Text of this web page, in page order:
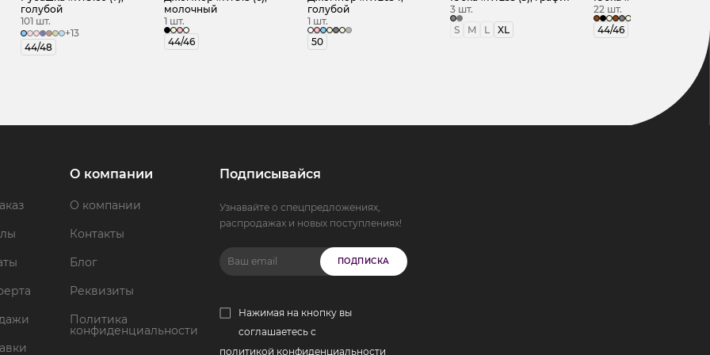
голубой
101 шт.
+13
44/48
молочный
1 шт.
44/46
голубой
1 шт.
50
3 шт.
S
M L XL
22 шт.
44/46
О компании
О компании
Контакты
Блог
Реквизиты
Политика
конфиденциальности
Подписывайся
Узнавайте о спецпредложениях,
распродажах и новых поступлениях!
ПОДПИСКА
Нажимая на кнопку вы
соглашаетесь с
политикой конфиденциальности